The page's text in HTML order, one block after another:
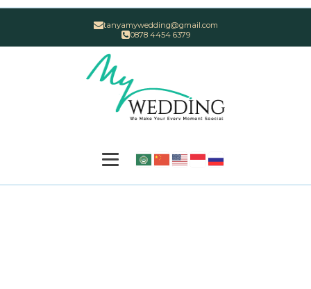
tanyamywedding@gmail.com
0878 4454 6379